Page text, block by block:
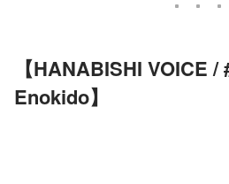
【HANABISHI VOICE
Enokido】